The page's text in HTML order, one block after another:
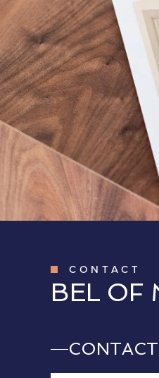
CONTACT
BEL OF